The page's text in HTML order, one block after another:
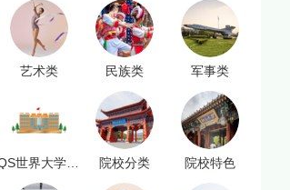
艺术类 民族类 军事类
院校分类 院校特色